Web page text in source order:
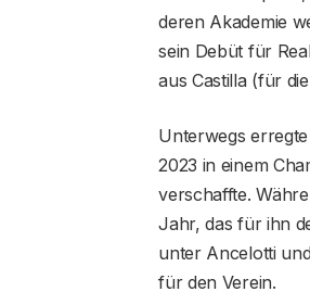
deren Akademie
sein Debüt für
aus Castilla (für
Unterwegs
2023 in einem
verschaffte.
Jahr, das für ihn
unter Ancelotti
für den Verein.